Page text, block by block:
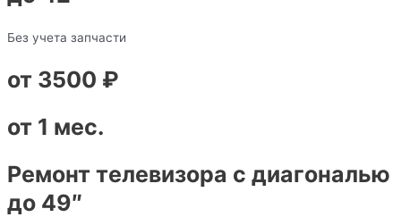
Без учета запчасти
от 3500 ₽
от 1 мес.
Ремонт телевизора с диагональю
до 49″